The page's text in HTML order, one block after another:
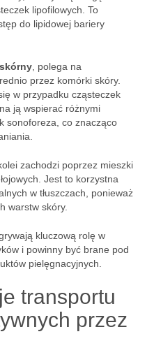
lipofilowych. To
do lipidowej bariery
, polega na
przez komórki skóry.
w przypadku cząsteczek
ją wspierać różnymi
sonoforeza, co znacząco
zachodzi poprzez mieszki
Jest to korzystna
w tłuszczach, ponieważ
warstw skóry.
kluczową rolę w
i powinny być brane pod
pielęgnacyjnych.
transportu
przez